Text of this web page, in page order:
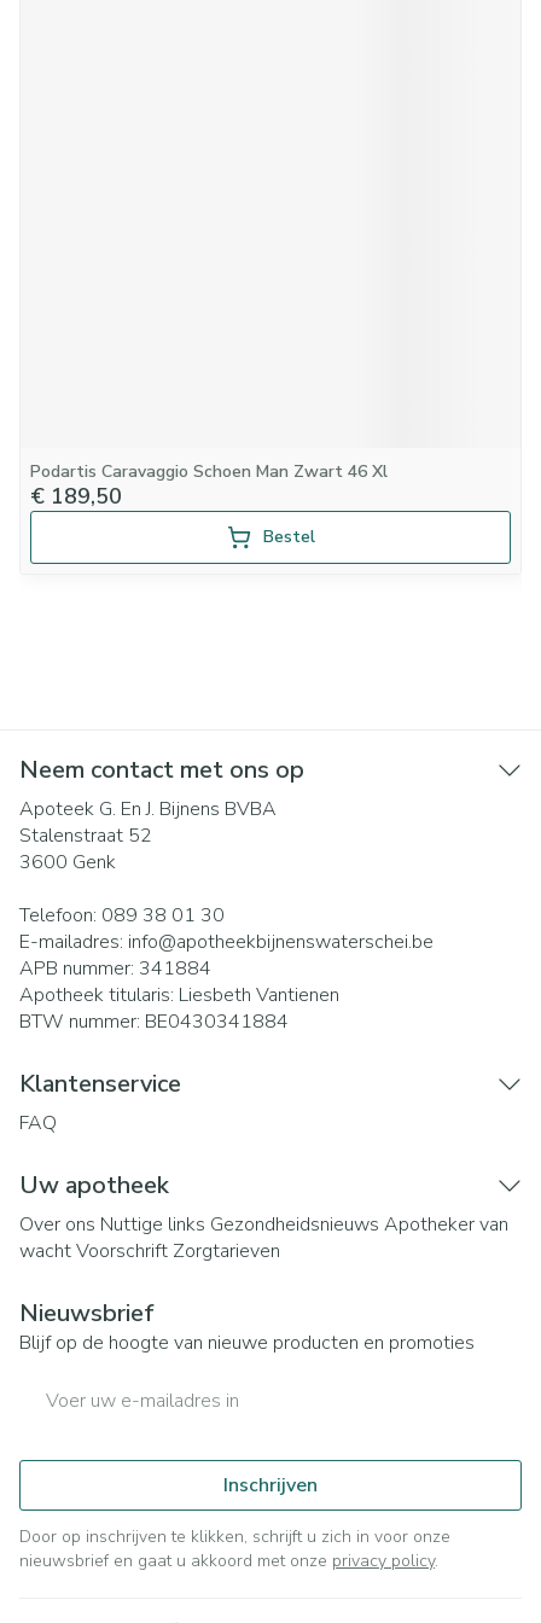
Podartis Caravaggio Schoen Man Zwart 46 Xl
€ 189,50
Bestel
Neem contact met ons op
Apoteek G. En J. Bijnens BVBA
Stalenstraat 52
3600 Genk
Telefoon: 089 38 01 30
E-mailadres: info@apotheekbijnenswaterschei.be
APB nummer: 341884
Apotheek titularis: Liesbeth Vantienen
BTW nummer: BE0430341884
Klantenservice
FAQ
Uw apotheek
Over ons Nuttige links Gezondheidsnieuws Apotheker van
wachtVoorschrift Zorgtarieven
Nieuwsbrief
Blijf op de hoogte van nieuwe producten en promoties
Inschrijven
Door op inschrijven te klikken, schrijft u zich in voor onze
nieuwsbrief en gaat u akkoord met onze privacy policy.